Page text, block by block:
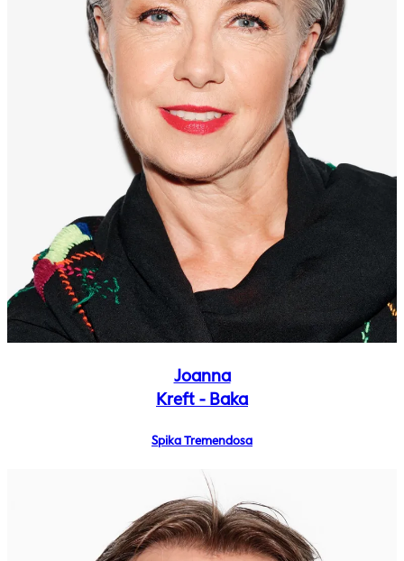
Joanna
Kreft - Baka
Spika Tremendosa